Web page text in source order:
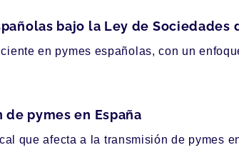
bajo la Ley de Sociedades
en pymes españolas, con un
pymes en España
que afecta a la transmisión de pymes